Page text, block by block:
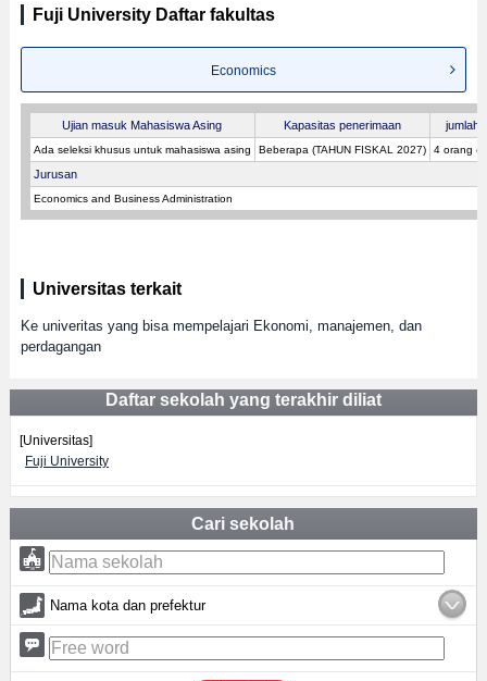
Fuji University Daftar fakultas
Economics
Ujian masuk Mahasiswa Asing Kapasitas penerimaan jumlah
Ada seleksi khusus untuk mahasiswa asing Beberapa (TAHUN FISKAL 2027) 4 orang
Jurusan
Economics and Business Administration
Universitas terkait
Ke univeritas yang bisa mempelajari Ekonomi, manajemen, dan
perdagangan
Daftar sekolah yang terakhir diliat
[Universitas]
Fuji University
Cari sekolah
Nama kota dan prefektur